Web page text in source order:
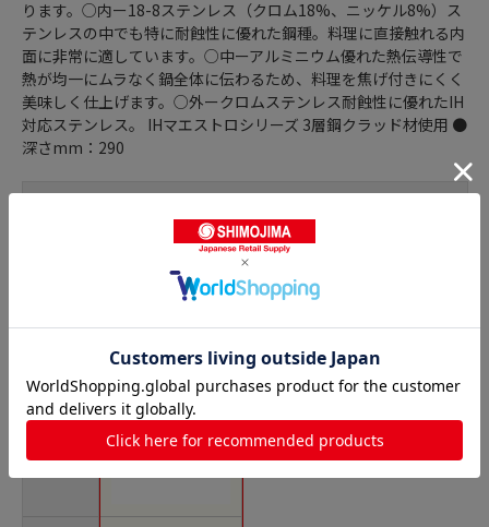
ります。○内ー18-8ステンレス（クロム18%、ニッケル8%）ス
テンレスの中でも特に耐蝕性に優れた鋼種。料理に直接触れる内
面に非常に適しています。○中ーアルミニウム優れた熱伝導性で
熱が均一にムラなく鍋全体に伝わるため、料理を焦げ付きにくく
美味しく仕上げます。○外ークロムステンレス耐蝕性に優れたIH
対応ステンレス。 IHマエストロシリーズ 3層鋼クラッド材使用 ●
深さmm：290